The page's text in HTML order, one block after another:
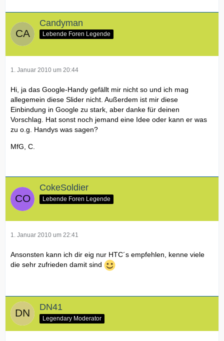
Candyman
Lebende Foren Legende
1. Januar 2010 um 20:44
Hi, ja das Google-Handy gefällt mir nicht so und ich mag
allegemein diese Slider nicht. Außerdem ist mir diese
Einbindung in Google zu stark, aber danke für deinen
Vorschlag. Hat sonst noch jemand eine Idee oder kann er was
zu o.g. Handys was sagen?
MfG, C.
CokeSoldier
Lebende Foren Legende
1. Januar 2010 um 22:41
Ansonsten kann ich dir eig nur HTC´s empfehlen, kenne viele
die sehr zufrieden damit sind
DN41
Legendary Moderator